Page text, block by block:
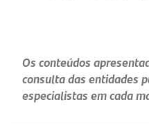
Os conteúdos
consulta das entidades
especialistas em cada